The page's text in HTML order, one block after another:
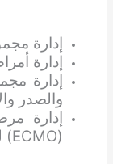
إدارة
إدارة
إدارة
والصدر
إدارة
(ECMO) لدى حديثي الولادة والبالغين.